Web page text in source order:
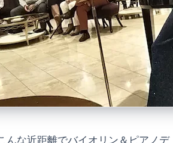
んな近距離でバイオリン＆ピアノデ